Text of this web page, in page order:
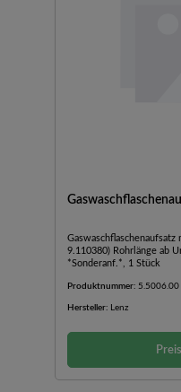
9.110380) Rohrlänge ab
*Sonderanf.*, 1 Stück
Produktnummer: 5.5006.00
Hersteller: Lenz